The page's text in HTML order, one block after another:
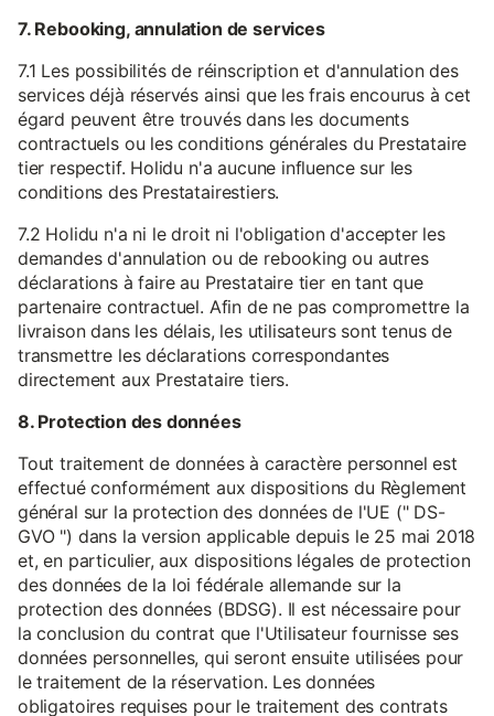
7. Rebooking, annulation de services
7.1 Les possibilités de réinscription et d'annulation des
services déjà réservés ainsi que les frais encourus à cet
égard peuvent être trouvés dans les documents
contractuels ou les conditions générales du Prestataire
tier respectif. Holidu n'a aucune influence sur les
conditions des Prestatairestiers.
7.2 Holidu n'a ni le droit ni l'obligation d'accepter les
demandes d'annulation ou de rebooking ou autres
déclarations à faire au Prestataire tier en tant que
partenaire contractuel. Afin de ne pas compromettre la
livraison dans les délais, les utilisateurs sont tenus de
transmettre les déclarations correspondantes
directement aux Prestataire tiers.
8. Protection des données
Tout traitement de données à caractère personnel est
effectué conformément aux dispositions du Règlement
général sur la protection des données de l'UE (" DS-
GVO ") dans la version applicable depuis le 25 mai 2018
et, en particulier, aux dispositions légales de protection
des données de la loi fédérale allemande sur la
protection des données (BDSG). Il est nécessaire pour
la conclusion du contrat que l'Utilisateur fournisse ses
données personnelles, qui seront ensuite utilisées pour
le traitement de la réservation. Les données
obligatoires requises pour le traitement des contrats